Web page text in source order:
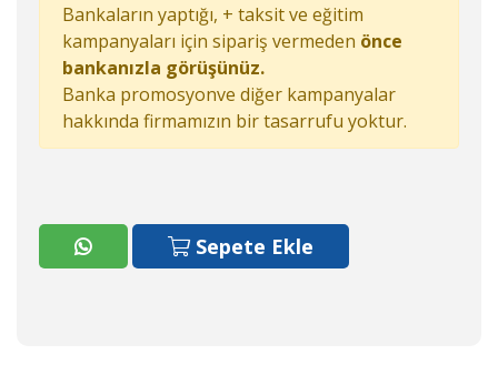
Bankaların yaptığı, + taksit ve eğitim
kampanyaları için sipariş vermeden önce
bankanızla görüşünüz.
Banka promosyonve diğer kampanyalar
hakkında firmamızın bir tasarrufu yoktur.
Sepete Ekle